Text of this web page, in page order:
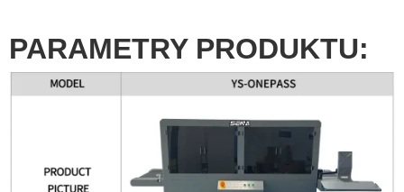
PARAMETRY PRODUKTU: